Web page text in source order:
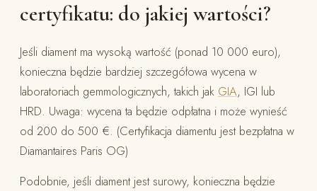
certyfikatu: do jakiej wartości?
Jeśli diament ma wysoką wartość (ponad 10 000 euro),
konieczna będzie bardziej szczegółowa wycena w
laboratoriach gemmologicznych, takich jak GIA, IGI lub
HRD. Uwaga: wycena ta będzie odpłatna i może wynieść
od 200 do 500 €. (Certyfikacja diamentu jest bezpłatna w
Diamantaires Paris OG)
Podobnie, jeśli diament jest surowy, konieczna będzie